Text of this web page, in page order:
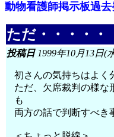
動物看護師掲示板過去
ただ・・・・・
投稿日1999年10月13日(
初さんの気持ちはよく
ただ、欠席裁判の様な
も
両方の話で判断すべき